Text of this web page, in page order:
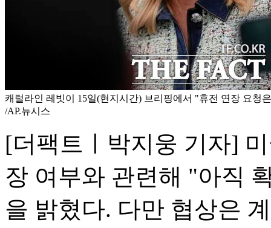
캐럴라인 레빗이 15일(현지시간) 브리핑에서 "휴전 연장 요청
/AP.뉴시스
[더팩트ㅣ박지웅 기자]
장 여부와 관련해 "아직
을 밝혔다. 다만 협상은